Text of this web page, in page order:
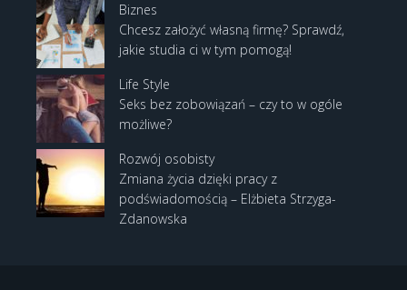
Biznes
Chcesz założyć własną firmę? Sprawdź,
jakie studia ci w tym pomogą!
Life Style
Seks bez zobowiązań – czy to w ogóle
możliwe?
Rozwój osobisty
Zmiana życia dzięki pracy z
podświadomością – Elżbieta Strzyga-
Zdanowska